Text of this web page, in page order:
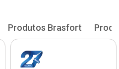
Produtos Brasfort